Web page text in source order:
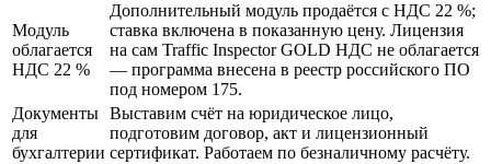
Модуль
облагается
НДС 22 %
Дополнительный модуль продаётся с НДС 22 %;
ставка включена в показанную цену. Лицензия
на сам Traffic Inspector GOLD НДС не облагается
— программа внесена в реестр российского ПО
под номером 175.
Документы
для
бухгалтерии
Выставим счёт на юридическое лицо,
подготовим договор, акт и лицензионный
сертификат. Работаем по безналичному расчёту.